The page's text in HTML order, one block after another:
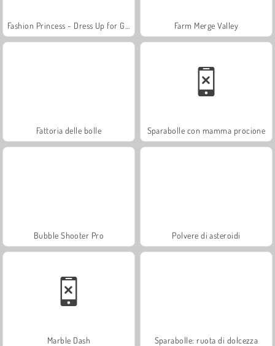
Farm Merge Valley
Fattoria delle bolle Sparabolle con mamma procione
Bubble Shooter Pro Polvere di asteroidi
Marble Dash Sparabolle: ruota di dolcezza